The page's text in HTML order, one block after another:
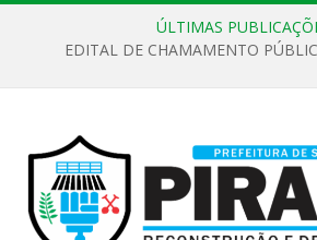
ÚLTIMAS
EDITAL DE CHAMAMENTO